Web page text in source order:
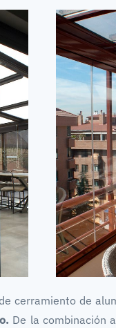
cerramiento de
De la combinación